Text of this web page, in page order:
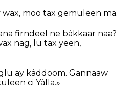
wax, moo tax gëmuleen ma.
firndeel ne bàkkaar naa?
nag, lu tax yeen,
ay kàddoom. Gannaaw
ci Yàlla.»